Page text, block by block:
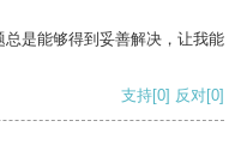
是能够得到妥善解决，让我能
支持[0] 反对[0]